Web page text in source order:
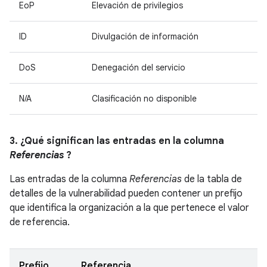
EoP Elevación de privilegios
ID Divulgación de información
DoS Denegación del servicio
N/A Clasificación no disponible
3. ¿Qué significan las entradas en la columna
Referencias ?
Las entradas de la columna Referencias de la tabla de
detalles de la vulnerabilidad pueden contener un prefijo
que identifica la organización a la que pertenece el valor
de referencia.